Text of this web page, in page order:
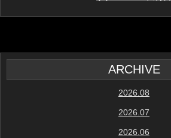
ARCHIVE
2026.08
2026.07
2026.06